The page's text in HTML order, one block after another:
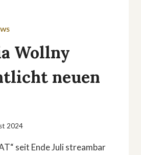
Wollny
neuen
2024
seit Ende Juli streambar